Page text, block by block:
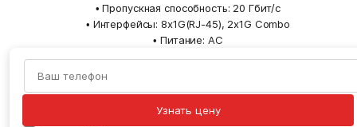
• Пропускная способность: 20 Гбит/с
• Интерфейсы: 8x1G(RJ-45), 2x1G Combo
• Питание: AC
Узнать цену